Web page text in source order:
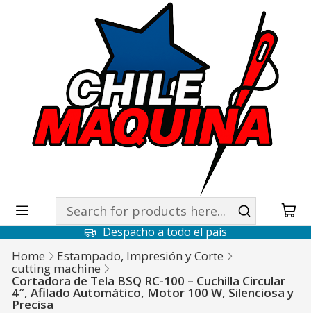
Despacho a todo el país
Home Estampado, Impresión y Corte
cutting machine
Cortadora de Tela BSQ RC-100 – Cuchilla Circular
4″, Afilado Automático, Motor 100 W, Silenciosa y
Precisa